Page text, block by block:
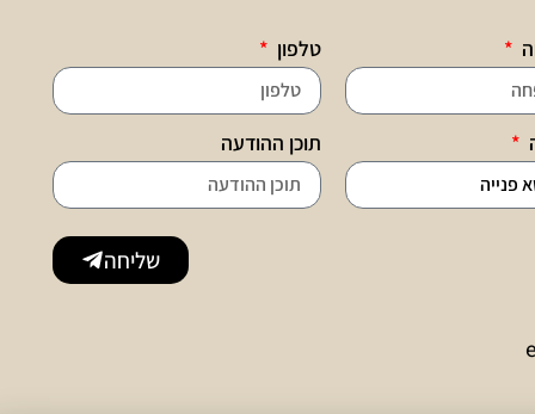
טלפון
תוכן ההודעה
שליחה